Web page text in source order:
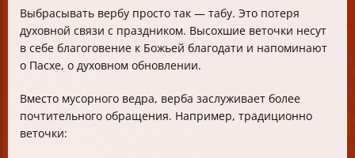
Выбрасывать вербу просто так — табу. Это потеря
духовной связи с праздником. Высохшие веточки несут
в себе благоговение к Божьей благодати и напоминают
о Пасхе, о духовном обновлении.
Вместо мусорного ведра, верба заслуживает более
почтительного обращения. Например, традиционно
веточки: